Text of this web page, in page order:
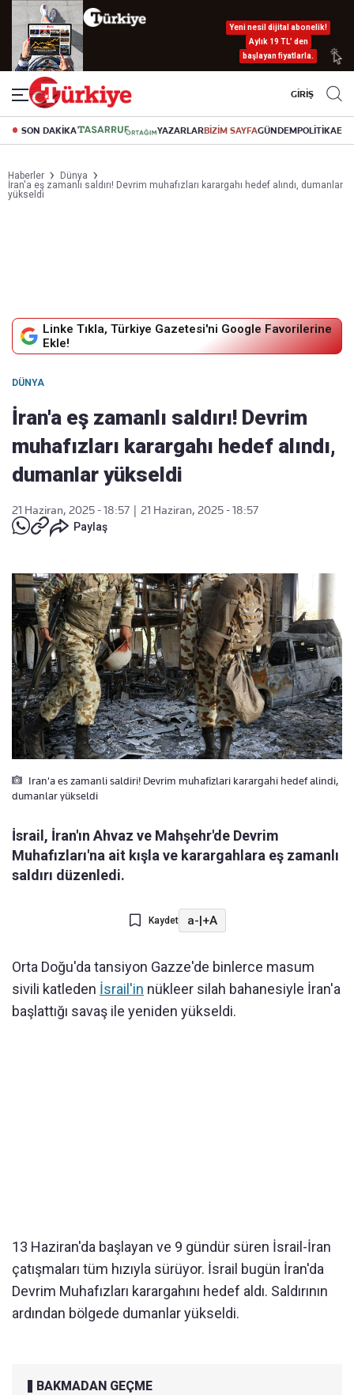
Yeni nesil dijital abonelik!
Aylık 19 TL’ den
başlayan fiyatlarla.
GİRİŞ
SON DAKİKA YAZARLARBİZİM SAYFAGÜNDEMPOLİTİKA
Haberler
Dünya
İran'a eş zamanlı saldırı! Devrim muhafızları karargahı hedef alındı, dumanlar
yükseldi
Linke Tıkla, Türkiye Gazetesi'ni Google Favorilerine
Ekle!
DÜNYA
İran'a eş zamanlı saldırı! Devrim
muhafızları karargahı hedef alındı,
dumanlar yükseldi
21 Haziran, 2025 - 18:57
21 Haziran, 2025 - 18:57
Paylaş
Iran'a es zamanli saldiri! Devrim muhafizlari karargahi hedef alindi,
dumanlar yükseldi
İsrail, İran'ın Ahvaz ve Mahşehr'de Devrim
Muhafızları'na ait kışla ve karargahlara eş zamanlı
saldırı düzenledi.
Kaydet a-|+A
Orta Doğu'da tansiyon Gazze'de binlerce masum
sivili katleden İsrail'in nükleer silah bahanesiyle İran'a
başlattığı savaş ile yeniden yükseldi.
13 Haziran'da başlayan ve 9 gündür süren İsrail-İran
çatışmaları tüm hızıyla sürüyor. İsrail bugün İran'da
Devrim Muhafızları karargahını hedef aldı. Saldırının
ardından bölgede dumanlar yükseldi.
BAKMADAN GEÇME